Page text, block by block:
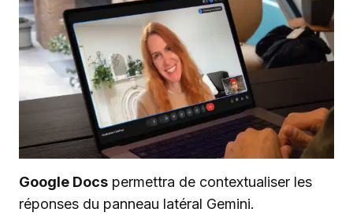
Google Docs permettra de contextualiser les
réponses du panneau latéral Gemini.